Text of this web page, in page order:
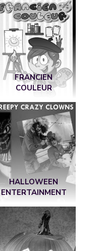
FRANCIEN
COULEUR
HALLOWEEN
ENTERTAINMENT